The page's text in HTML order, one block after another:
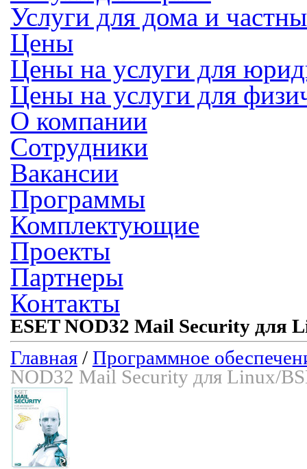
Услуги для дома и
Цены
Цены на услуги для
Цены на услуги для
О компании
Сотрудники
Вакансии
Программы
Комплектующие
Проекты
Партнеры
Контакты
ESET NOD32 Mail Security для
Главная/ Программное
NOD32 Mail Security для Linux/